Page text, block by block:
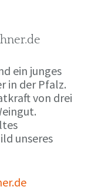
ein junges
in der Pfalz.
von drei
unseres